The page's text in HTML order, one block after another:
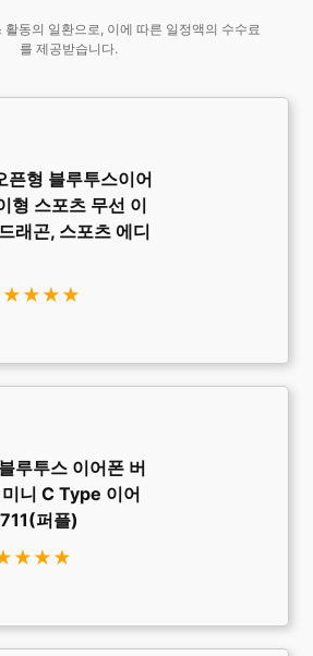
활동의 일환으로, 이에 따른 일정액의 수수료
를 제공받습니다.
픈형 블루투스이어
형 스포츠 무선 이
래곤, 스포츠 에디
루투스 이어폰 버
니 C Type 이어
퍼플)